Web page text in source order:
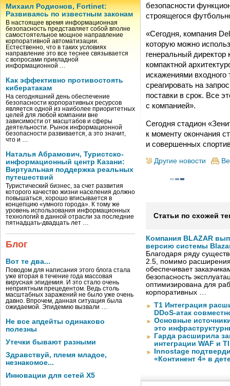
Михаил Родионов, Fortinet:
Развиваясь по известным законам
В настоящее время информационная
безопасность представляет собой вполне
самостоятельное мощное направление
корпоративной автоматизации.
Естественно, что в таких условиях
направление это все теснее связывается
с вопросами прикладной
информационной …
Как эффективно противостоять
кибератакам
На сегодняшний день обеспечение
безопасности корпоративных ресурсов
является одной из наиболее приоритетных
целей для любой компании вне
зависимости от масштабов и сферы
деятельности. Рынок информационной
безопасности развивается, а это значит,
что и …
Наталья Абрамович, Туристско-
информационный центр Казани:
Виртуальная поддержка реальных
путешествий
Туристический бизнес, за счет развития
которого качество жизни населения должно
повышаться, хорошо вписывается в
концепцию «умного города». К тому же
уровень использования информационных
технологий в данной отрасли за последние
пятнадцать-двадцать лет …
Блог
Вот те два...
Поводом для написания этого блога стала
уже вторая в течение года массовая
вирусная эпидемия. И это стало очень
неприятным прецедентом. Ведь столь
масштабных заражений не было уже очень
давно. Впрочем, данная ситуация была
ожидаемой. Эпидемию вызвали …
Не все апдейты одинаково
полезны
Утечки бывают разными
Здравствуй, племя младое,
незнакомое...
Инновации для сетей X5
безопасности
строящегося
«Сегодня, компания
которую можно
генеральный
компактной
искажениями входного
среагировать на
поставки в срок. Все
с компанией».
Сегодня стадион
к моменту окончания
и совершенных
Другие новости
Статьи по схожей
Компания BLAZAR
версию системы
Благодаря ряду
2.5, помимо
обеспечивает
безопасность
оптимизирована для
корпоративных …
Т1 Интеграция
DDoS-атак
Основные
это
Гарда расширила
интеграции WAF и
Innostage
«Континент 4» в